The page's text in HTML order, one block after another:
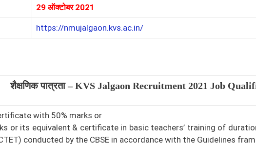
29 ऑक्टोबर 2021
https://nmujalgaon.kvs.ac.in/
शैक्षणिक पात्रता –KVS Jalgaon Recruitment 2021 Job
with 50% marks or
or its equivalent & certificate in basic teachers’ training of
conducted by the CBSE in accordance with the Guidelines